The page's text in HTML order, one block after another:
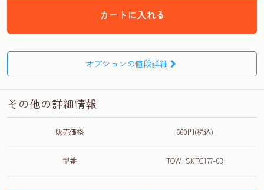
カートに入れる
オプションの値段詳細
その他の詳細情報
販売価格 660円(税込)
型番 TOW_SKTC177-03